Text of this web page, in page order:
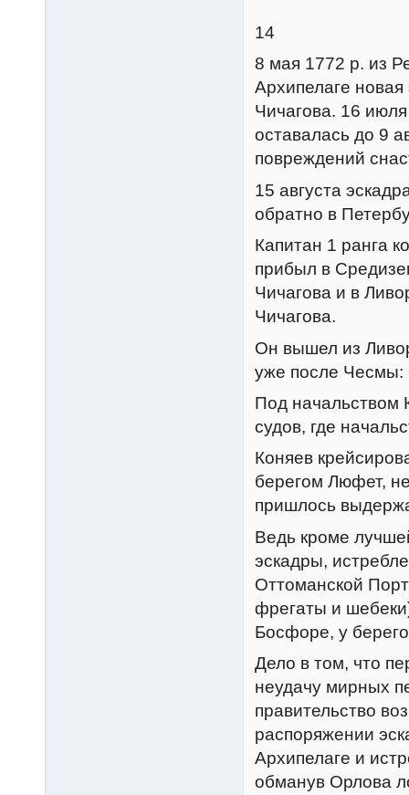
14
8 мая 1772 р. из
Архипелаге
Чичагова. 16
оставалась до 9
повреждений
15 августа
обратно в
Капитан 1 ранга
прибыл в
Чичагова и в
Чичагова.
Он вышел из
уже после
Под начальством
судов, где
Коняев
берегом Люфет,
пришлось
Ведь кроме
эскадры,
Оттоманской
фрегаты и
Босфоре, у
Дело в том, что
неудачу мирных
правительство
распоряжении
Архипелаге и
обманув Орлова